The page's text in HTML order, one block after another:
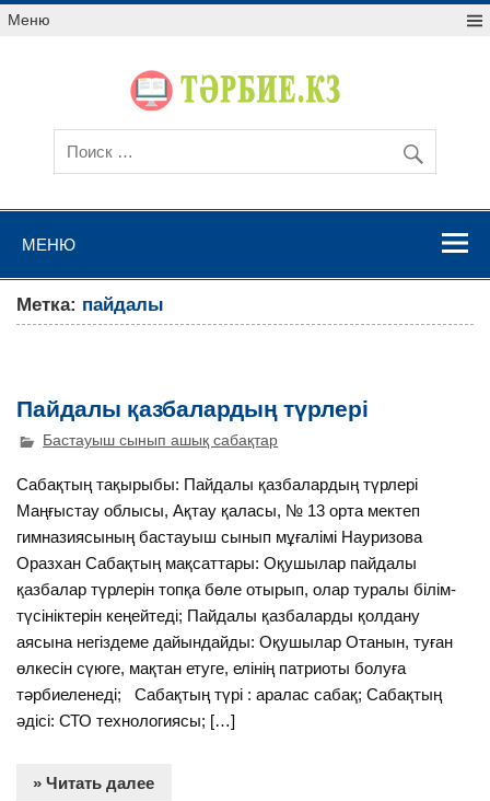
Меню
МЕНЮ
Метка: пайдалы
Пайдалы қазбалардың түрлері
Бастауыш сынып ашық сабақтар
Сабақтың тақырыбы: Пайдалы қазбалардың түрлері
Маңғыстау облысы, Ақтау қаласы, № 13 орта мектеп
гимназиясының бастауыш сынып мұғалімі Науризова
Оразхан Сабақтың мақсаттары: Оқушылар пайдалы
қазбалар түрлерін топқа бөле отырып, олар туралы білім-
түсініктерін кеңейтеді; Пайдалы қазбаларды қолдану
аясына негіздеме дайындайды: Оқушылар Отанын, туған
өлкесін сүюге, мақтан етуге, елінің патриоты болуға
тәрбиеленеді; Сабақтың түрі : аралас сабақ; Сабақтың
әдісі: СТО технологиясы; […]
» Читать далее